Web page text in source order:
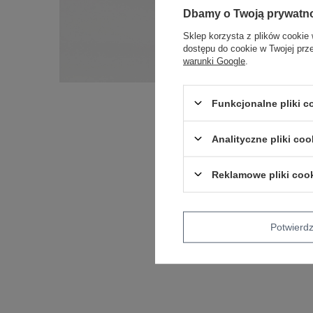
Dbamy o Twoją
Sklep korzysta z plików cookie
dostępu do cookie w Twojej
warunki Google
Funkcjonalne pliki
Analityczne pliki
Reklamowe pliki